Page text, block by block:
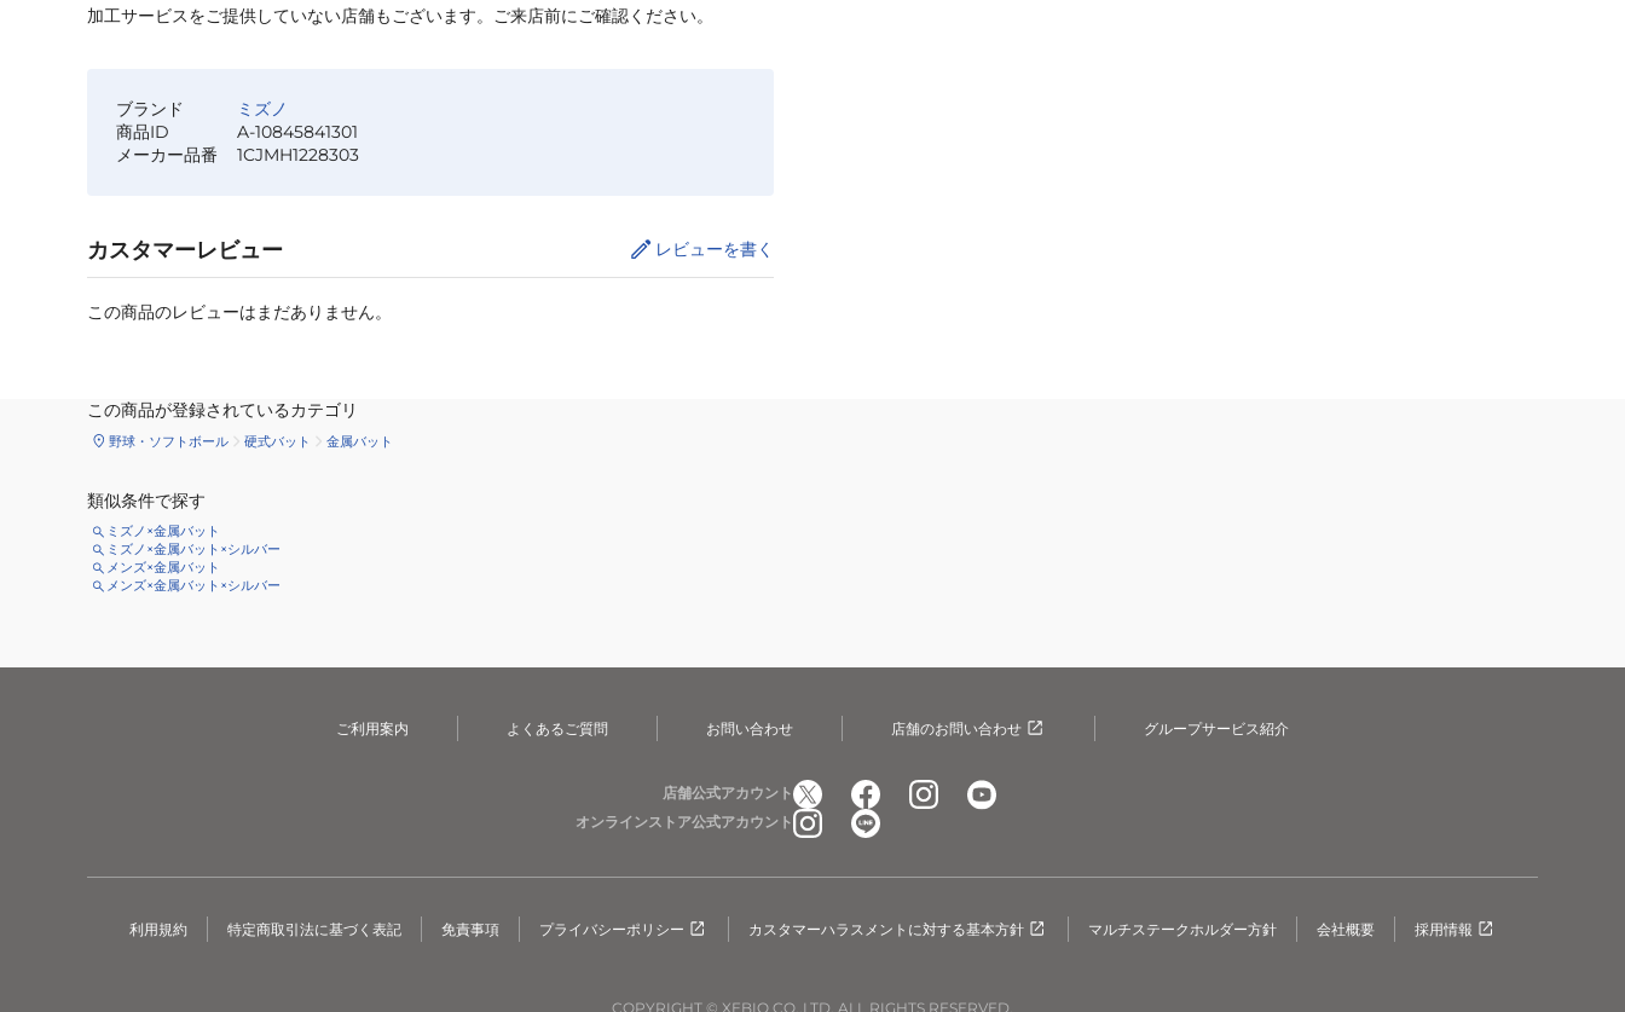
加工サービスをご提供していない店舗もございます。ご来店前にご確認ください。
ブランド
ミズノ
商品ID
A-10845841301
メーカー品番
1CJMH1228303
カスタマーレビュー レビューを書く
この商品のレビューはまだありません。
この商品が登録されているカテゴリ
野球・ソフトボール 硬式バット 金属バット
類似条件で探す
ミズノ×金属バット
ミズノ×金属バット×シルバー
メンズ×金属バット
メンズ×金属バット×シルバー
ご利用案内 よくあるご質問 お問い合わせ 店舗のお問い合わせ グループサービス紹介
店舗公式アカウント
オンラインストア公式アカウント
利用規約 特定商取引法に基づく表記 免責事項 プライバシーポリシー カスタマーハラスメントに対する基本方針 マルチステークホルダー方針 会社概要 採用情報
COPYRIGHT © XEBIO CO.,LTD. ALL RIGHTS RESERVED.